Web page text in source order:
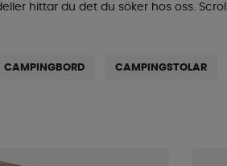
hittar du det du söker hos oss.
CAMPINGBORD CAMPINGSTOLAR